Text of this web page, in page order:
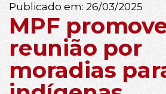
Publicado em: 26/03/2025
MPF
reunião por
moradias